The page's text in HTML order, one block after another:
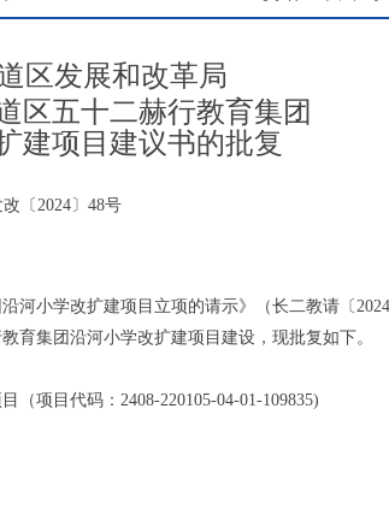
区发展和改革局
区五十二赫行教育集团
建项目建议书的批复
〔2024〕48号
河小学改扩建项目立项的请示》（长二教请〔 2024
育集团沿河小学改扩建项目建设， 现批复如下。
（项目代码： 2408-220105-04-01-109835)